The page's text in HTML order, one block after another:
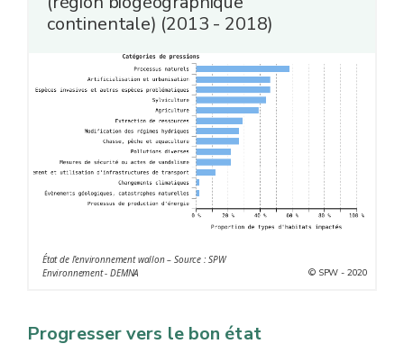
continentale) (2013 - 2018)
État de l’environnement wallon – Source : SPW
Environnement - DEMNA
© SPW - 2020
Progresser vers le bon état